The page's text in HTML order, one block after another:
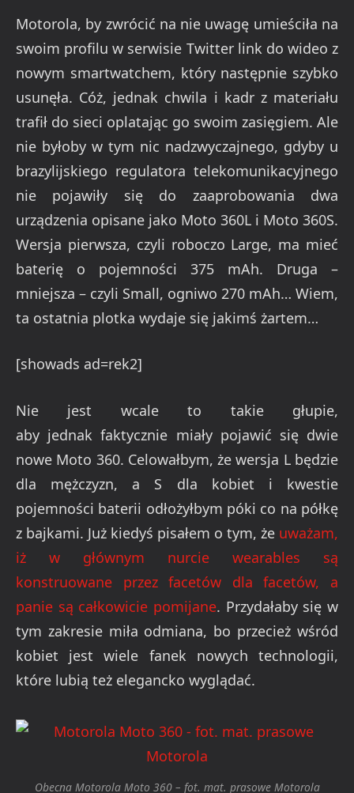
Motorola, by zwrócić na nie uwagę umieściła na
swoim profilu w serwisie Twitter link do wideo z
nowym smartwatchem, który następnie szybko
usunęła. Cóż, jednak chwila i kadr z materiału
trafił do sieci oplatając go swoim zasięgiem. Ale
nie byłoby w tym nic nadzwyczajnego, gdyby u
brazylijskiego regulatora telekomunikacyjnego
nie pojawiły się do zaaprobowania dwa
urządzenia opisane jako Moto 360L i Moto 360S.
Wersja pierwsza, czyli roboczo Large, ma mieć
baterię o pojemności 375 mAh. Druga –
mniejsza – czyli Small, ogniwo 270 mAh… Wiem,
ta ostatnia plotka wydaje się jakimś żartem…
[showads ad=rek2]
Nie jest wcale to takie głupie,
aby jednak faktycznie miały pojawić się dwie
nowe Moto 360. Celowałbym, że wersja L będzie
dla mężczyzn, a S dla kobiet i kwestie
pojemności baterii odłożyłbym póki co na półkę
z bajkami. Już kiedyś pisałem o tym, że uważam,
iż w głównym nurcie wearables są
konstruowane przez facetów dla facetów, a
panie są całkowicie pomijane. Przydałaby się w
tym zakresie miła odmiana, bo przecież wśród
kobiet jest wiele fanek nowych technologii,
które lubią też elegancko wyglądać.
Obecna Motorola Moto 360 – fot. mat. prasowe Motorola